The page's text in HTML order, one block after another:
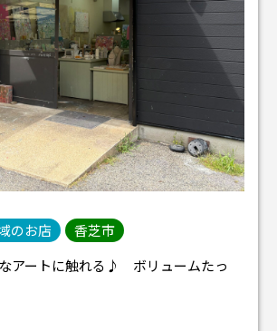
のお店
香芝市
アートに触れる♪ ボリュームたっ